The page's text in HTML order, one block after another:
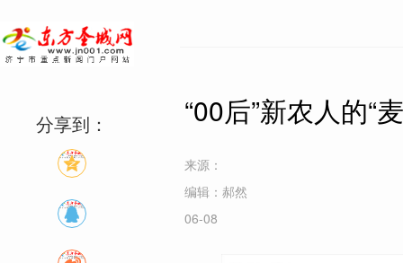
分享到： “00后”新农人的“
来源：
编辑：郝然
06-08